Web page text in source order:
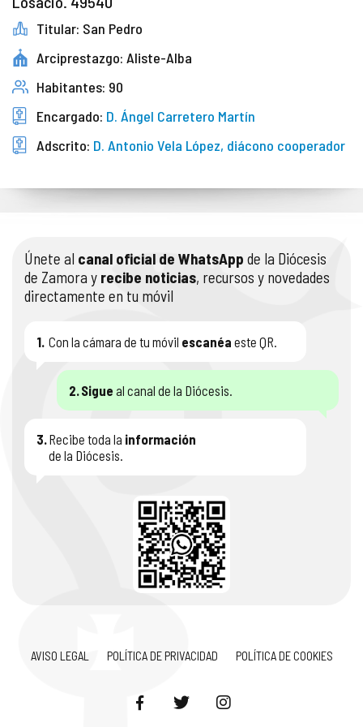
Titular: San Pedro
Arciprestazgo: Aliste-Alba
Habitantes: 90
Encargado: D. Ángel Carretero Martín
Adscrito: D. Antonio Vela López, diácono cooperador
Únete al canal oficial de WhatsApp de la Diócesis
de Zamora y recibe noticias, recursos y novedades
directamente en tu móvil
1. Con la cámara de tu móvil escanéa este QR.
2.Sigue al canal de la Diócesis.
3.Recibe toda la información
de la Diócesis.
AVISO LEGAL POLÍTICA DE PRIVACIDAD POLÍTICA DE COOKIES